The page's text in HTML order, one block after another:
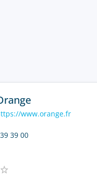
www.orange.fr
39 00